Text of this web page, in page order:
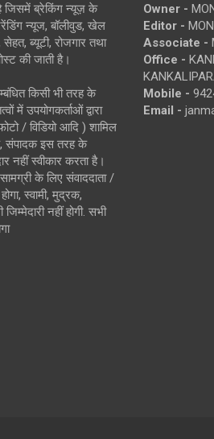
जिसमें ब्रेकिंग न्यूज़ के
न्यूज, बॉलीवुड, खेल
ब्यूटी, रोजगार तथा
की जाती है।
किसी भी तरह के
में उपयोगकर्ताओं द्वारा
/ विडियो आदि ) शामिल
संपादक इस तरह के
नहीं स्वीकार करता है।
के लिए संवाददाता /
स्वामी, मुद्रक,
नहीं होगी. सभी
Owner -
Editor -
Associate -
Office -
Mobile -
Email -